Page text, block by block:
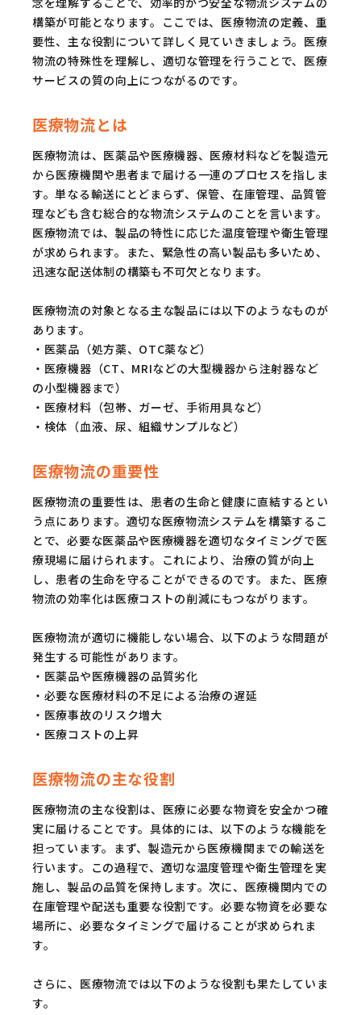
構築が可能となります。ここでは、医療物流の定義、重
要性、主な役割について詳しく見ていきましょう。医療
物流の特殊性を理解し、適切な管理を行うことで、医療
サービスの質の向上につながるのです。
医療物流とは
医療物流は、医薬品や医療機器、医療材料などを製造元
から医療機関や患者まで届ける一連のプロセスを指しま
す。単なる輸送にとどまらず、保管、在庫管理、品質管
理なども含む総合的な物流システムのことを言います。
医療物流では、製品の特性に応じた温度管理や衛生管理
が求められます。また、緊急性の高い製品も多いため、
迅速な配送体制の構築も不可欠となります。
医療物流の対象となる主な製品には以下のようなものが
あります。
・医薬品（処方薬、OTC薬など）
・医療機器（CT、MRIなどの大型機器から注射器など
の小型機器まで）
・医療材料（包帯、ガーゼ、手術用具など）
・検体（血液、尿、組織サンプルなど）
医療物流の重要性
医療物流の重要性は、患者の生命と健康に直結するとい
う点にあります。適切な医療物流システムを構築するこ
とで、必要な医薬品や医療機器を適切なタイミングで医
療現場に届けられます。これにより、治療の質が向上
し、患者の生命を守ることができるのです。また、医療
物流の効率化は医療コストの削減にもつながります。
医療物流が適切に機能しない場合、以下のような問題が
発生する可能性があります。
・医薬品や医療機器の品質劣化
・必要な医療材料の不足による治療の遅延
・医療事故のリスク増大
・医療コストの上昇
医療物流の主な役割
医療物流の主な役割は、医療に必要な物資を安全かつ確
実に届けることです。具体的には、以下のような機能を
担っています。まず、製造元から医療機関までの輸送を
行います。この過程で、適切な温度管理や衛生管理を実
施し、製品の品質を保持します。次に、医療機関内での
在庫管理や配送も重要な役割です。必要な物資を必要な
場所に、必要なタイミングで届けることが求められま
す。
さらに、医療物流では以下のような役割も果たしていま
す。